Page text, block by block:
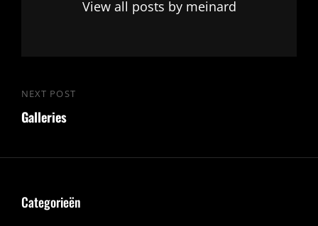
View all posts by meinard
Bericht
navigatie
Next
Post
NEXT POST
Galleries
Categorieën